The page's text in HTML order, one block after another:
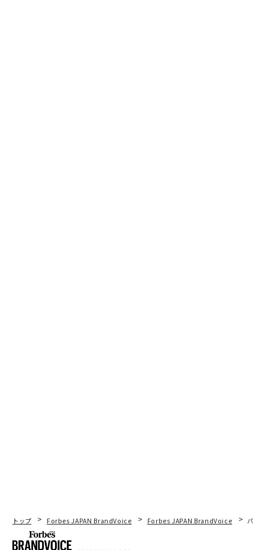
トップ Forbes JAPAN BrandVoice Forbes JAPAN BrandVoice パシ